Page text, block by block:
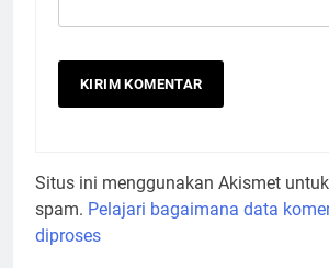
Situs ini menggunakan Akismet
spam. Pelajari bagaimana data
diproses